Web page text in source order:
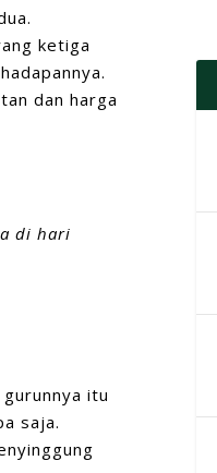
ketiga
dan harga
di hari
itu
saja.